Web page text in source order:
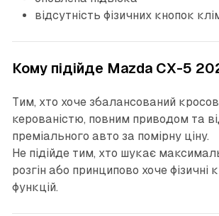
відсутність фізичних кнопок
Кому підійде Mazda CX-5
Тим, хто хоче збалансований
керованістю, повним приводом та
преміального авто за помірну ціну.
Не підійде тим, хто шукає
розгін або принципово хоче фізичні
функцій.